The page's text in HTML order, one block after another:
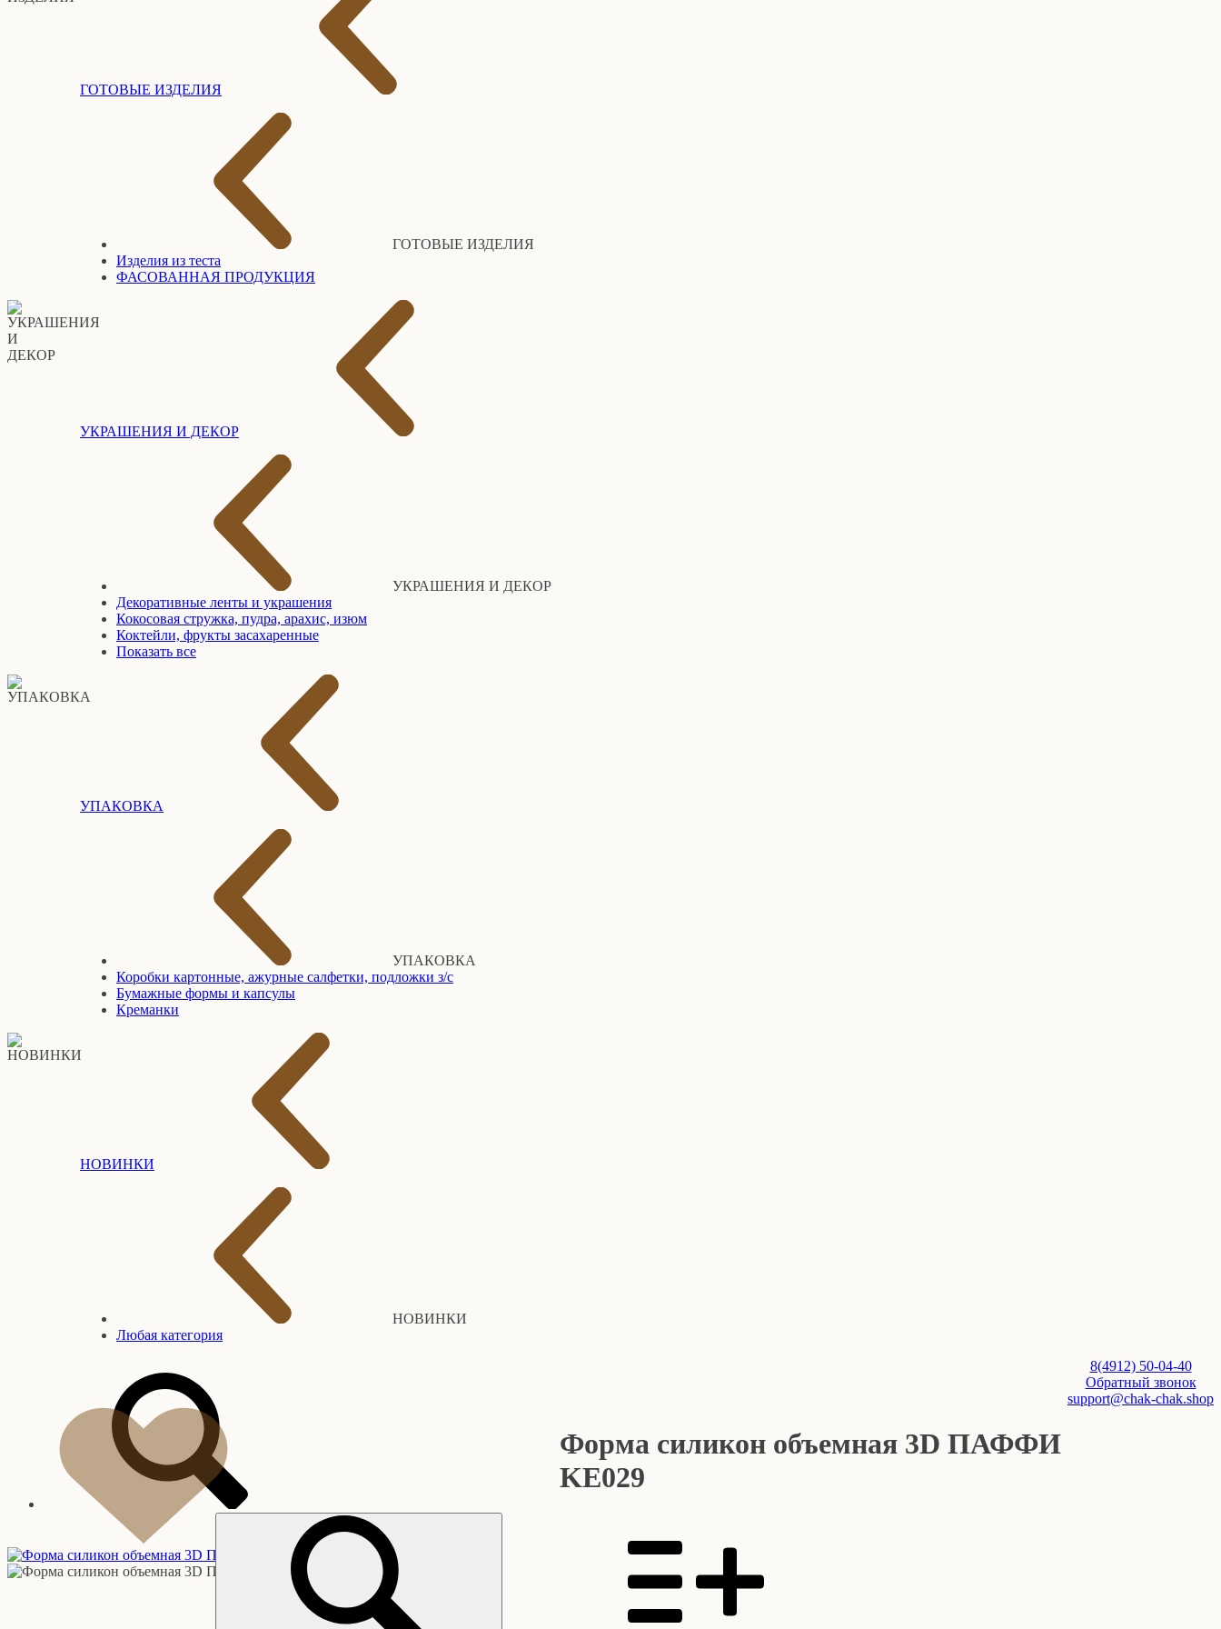
ГОТОВЫЕ ИЗДЕЛИЯ
ГОТОВЫЕ ИЗДЕЛИЯ
Изделия из теста
ФАСОВАННАЯ ПРОДУКЦИЯ
УКРАШЕНИЯ И ДЕКОР
УКРАШЕНИЯ И ДЕКОР
Декоративные ленты и украшения
Кокосовая стружка, пудра, арахис, изюм
Коктейли, фрукты засахаренные
Показать все
УПАКОВКА
УПАКОВКА
Коробки картонные, ажурные салфетки, подложки з/с
Бумажные формы и капсулы
Креманки
НОВИНКИ
НОВИНКИ
Любая категория
8(4912) 50-04-40
Обратный звонок
support@chak-chak.shop
Форма силикон объемная 3D ПАФФИ
KE029